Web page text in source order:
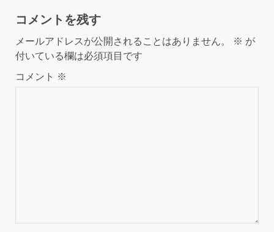
コメントを残す
メールアドレスが公開されることはありません。 ※ が
付いている欄は必須項目です
コメント ※